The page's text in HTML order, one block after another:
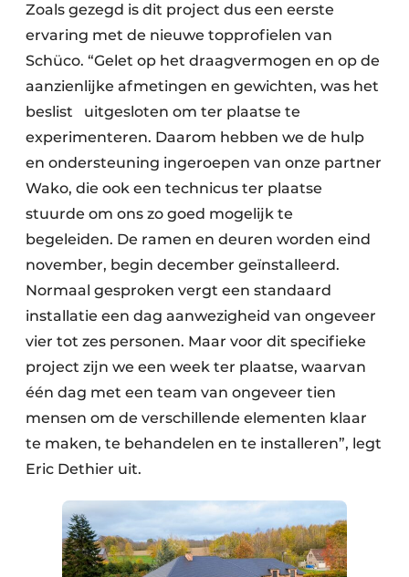
Zoals gezegd is dit project dus een eerste
ervaring met de nieuwe topprofielen van
Schüco. “Gelet op het draagvermogen en op de
aanzienlijke afmetingen en gewichten, was het
beslist uitgesloten om ter plaatse te
experimenteren. Daarom hebben we de hulp
en ondersteuning ingeroepen van onze partner
Wako, die ook een technicus ter plaatse
stuurde om ons zo goed mogelijk te
begeleiden. De ramen en deuren worden eind
november, begin december geïnstalleerd.
Normaal gesproken vergt een standaard
installatie een dag aanwezigheid van ongeveer
vier tot zes personen. Maar voor dit specifieke
project zijn we een week ter plaatse, waarvan
één dag met een team van ongeveer tien
mensen om de verschillende elementen klaar
te maken, te behandelen en te installeren”, legt
Eric Dethier uit.